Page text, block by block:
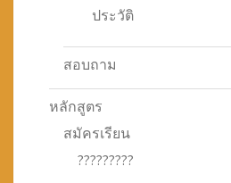
ประวัติ
สอบถาม
หลักสูตร
สมัครเรียน
?????????